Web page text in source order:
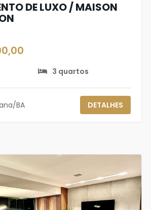
DE LUXO / MAISON
3 quartos
BA DETALHES